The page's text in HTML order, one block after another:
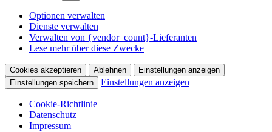
Optionen verwalten
Dienste verwalten
Verwalten von {vendor_count}-Lieferanten
Lese mehr über diese Zwecke
Cookies akzeptieren Ablehnen
Einstellungen anzeigen
Einstellungen speichern
Einstellungen anzeigen
Cookie-Richtlinie
Datenschutz
Impressum